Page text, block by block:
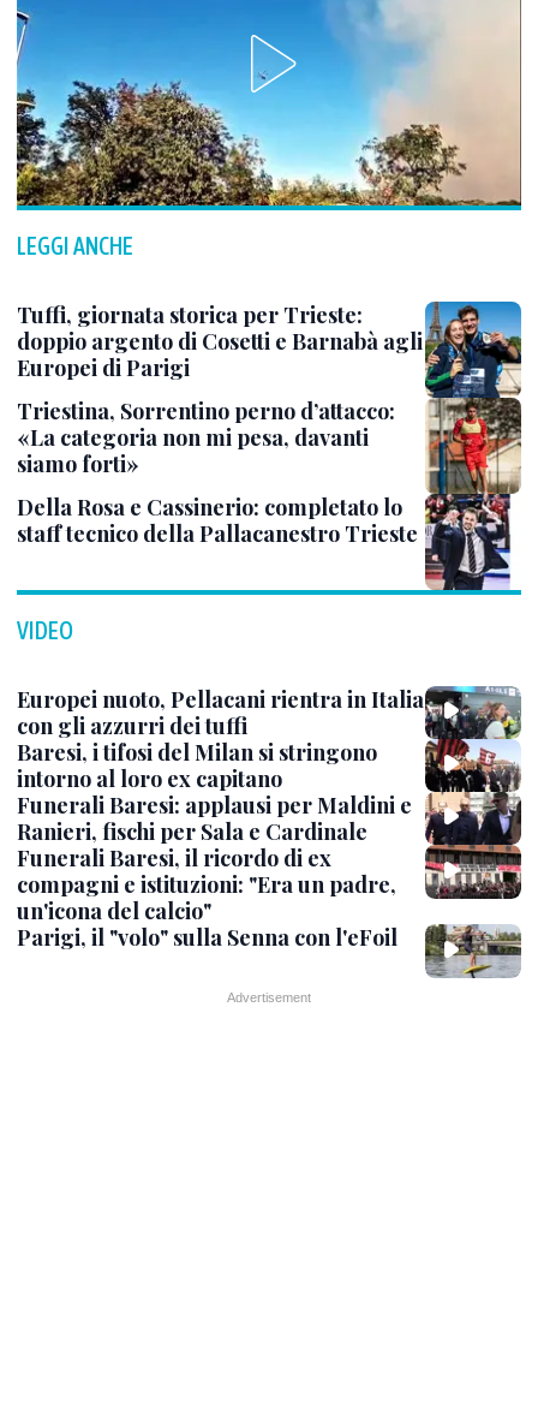
LEGGI ANCHE
Tuffi, giornata storica per Trieste:
doppio argento di Cosetti e Barnabà agli
Europei di Parigi
Triestina, Sorrentino perno d’attacco:
«La categoria non mi pesa, davanti
siamo forti»
Della Rosa e Cassinerio: completato lo
staff tecnico della Pallacanestro Trieste
VIDEO
Europei nuoto, Pellacani rientra in Italia
con gli azzurri dei tuffi
Baresi, i tifosi del Milan si stringono
intorno al loro ex capitano
Funerali Baresi: applausi per Maldini e
Ranieri, fischi per Sala e Cardinale
Funerali Baresi, il ricordo di ex
compagni e istituzioni: "Era un padre,
un'icona del calcio"
Parigi, il "volo" sulla Senna con l'eFoil